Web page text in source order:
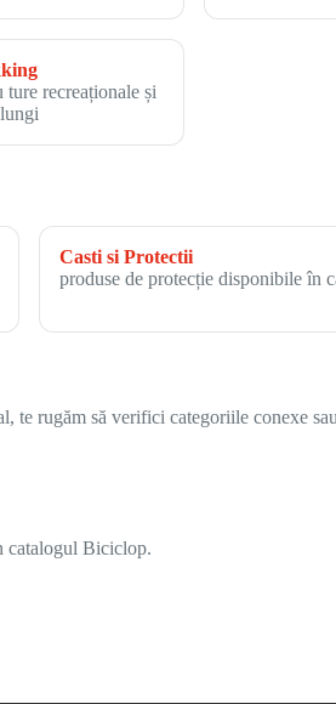
ture recreaționale și
Casti si Protectii
produse de protecție disponibile în
te rugăm să verifici categoriile conexe
catalogul Biciclop.